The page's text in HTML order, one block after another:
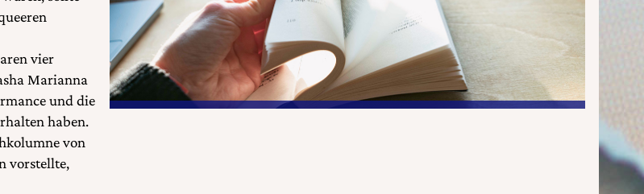
vier
Marianna
und die
haben.
von
vorstellte,